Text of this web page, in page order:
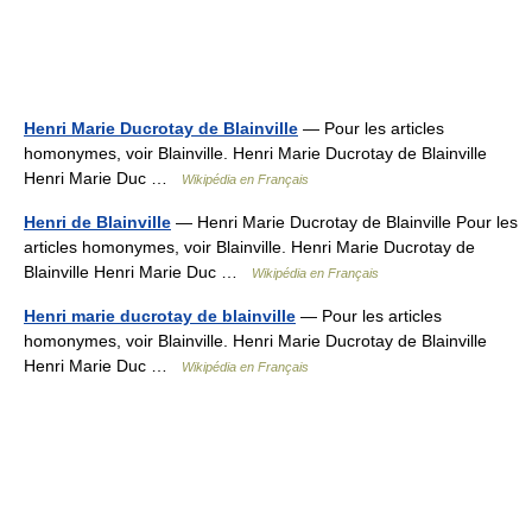
Henri Marie Ducrotay de Blainville — Pour les articles
homonymes, voir Blainville. Henri Marie Ducrotay de Blainville
Henri Marie Duc …
Wikipédia en Français
Henri de Blainville — Henri Marie Ducrotay de Blainville Pour les
articles homonymes, voir Blainville. Henri Marie Ducrotay de
Blainville Henri Marie Duc …
Wikipédia en Français
Henri marie ducrotay de blainville — Pour les articles
homonymes, voir Blainville. Henri Marie Ducrotay de Blainville
Henri Marie Duc …
Wikipédia en Français